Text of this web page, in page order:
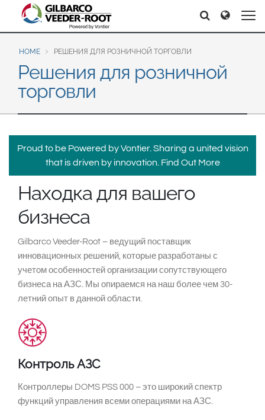
North America
United States
Canada
Latin America
Español English
Português
English
Mexico
Español
Europe & CIS
English
Dansk
Deutsch
Français
Italiano
Svenska
Middle East and Africa
India
Australia
South East Asia
Поиск Поиск
HOME РЕШЕНИЯ ДЛЯ РОЗНИЧНОЙ ТОРГОВЛИ
Решения для розничной
торговли
Proud to be Powered by Vontier. Sharing a united vision
that is driven by innovation. Find Out More
Находка для вашего
бизнеса
Gilbarco Veeder-Root – ведущий поставщик
инновационных решений, которые разработаны с
учетом особенностей организации сопутствующего
бизнеса на АЗС. Мы опираемся на наш более чем 30-
летний опыт в данной области.
Контроль АЗС
Контроллеры DOMS PSS 000 – это широкий спектр
функций управления всеми операциями на АЗС.